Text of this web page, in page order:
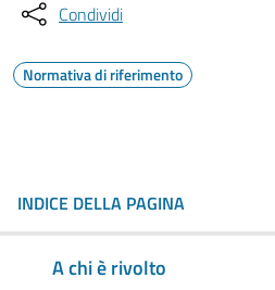
Condividi
Normativa di riferimento
INDICE DELLA PAGINA
A chi è rivolto